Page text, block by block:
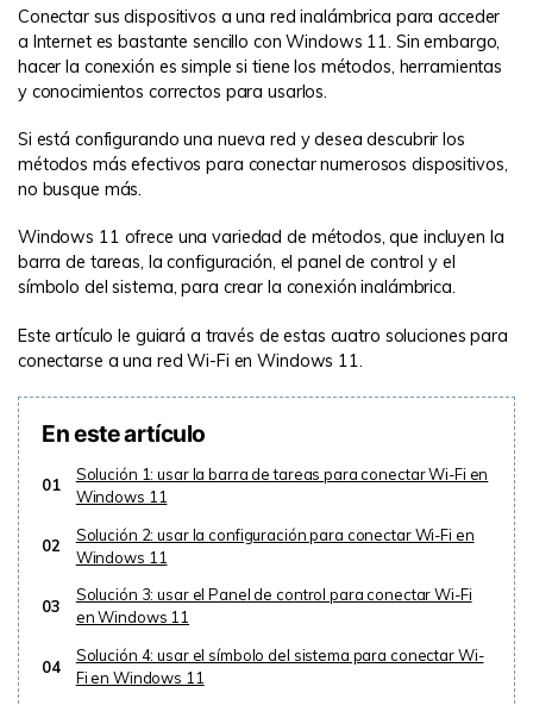
Repairit - Reparar Datos
UBackit - Respaldar Datos
Conectar sus dispositivos a una red inalámbrica para acceder
a Internet es bastante sencillo con Windows 11. Sin embargo,
hacer la conexión es simple si tiene los métodos, herramientas
y conocimientos correctos para usarlos.
Si está configurando una nueva red y desea descubrir los
métodos más efectivos para conectar numerosos dispositivos,
no busque más.
Windows 11 ofrece una variedad de métodos, que incluyen la
barra de tareas, la configuración, el panel de control y el
símbolo del sistema, para crear la conexión inalámbrica.
Este artículo le guiará a través de estas cuatro soluciones para
conectarse a una red Wi-Fi en Windows 11.
En este artículo
01
Solución 1: usar la barra de tareas para conectar Wi-Fi en
Windows 11
02
Solución 2: usar la configuración para conectar Wi-Fi en
Windows 11
03
Solución 3: usar el Panel de control para conectar Wi-Fi
en Windows 11
04
Solución 4: usar el símbolo del sistema para conectar Wi-
Fi en Windows 11